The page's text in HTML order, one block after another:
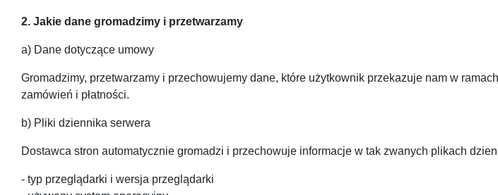
2. Jakie dane gromadzimy i przetwarzamy
a) Dane dotyczące umowy
Gromadzimy, przetwarzamy i przechowujemy dane, które użytkownik przekazuje nam w
zamówień i płatności.
b) Pliki dziennika serwera
Dostawca stron automatycznie gromadzi i przechowuje informacje w tak zwanych plikach
- typ przeglądarki i wersja przeglądarki